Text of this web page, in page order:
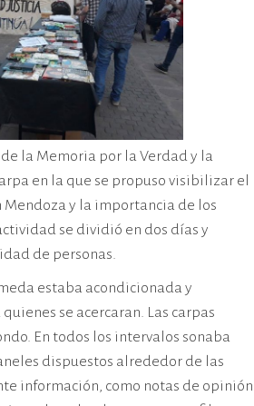
la Memoria por la Verdad y la
en la que se propuso visibilizar el
Mendoza y la importancia de los
se dividió en dos días y
de personas.
estaba acondicionada y
se acercaran. Las carpas
En todos los intervalos sonaba
dispuestos alrededor de las
información, como notas de opinión